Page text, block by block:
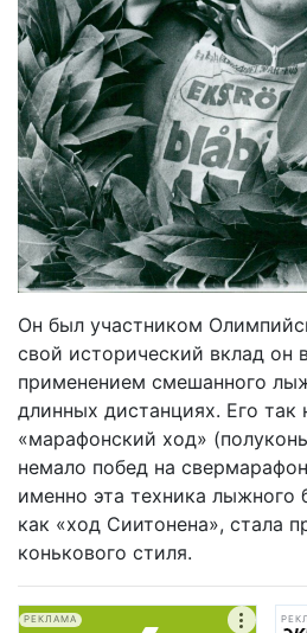
Он был участником
свой исторический вклад он
применением смешанного
длинных дистанциях. Его так
«марафонский ход»
немало побед на
именно эта техника лыжного
как «ход Сиитонена», стала
конькового стиля.
РЕКЛАМА